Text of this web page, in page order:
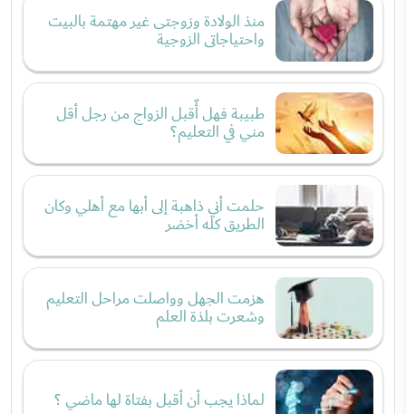
منذ الولادة وزوجتى غير مهتمة بالبيت
واحتياجاتى الزوجية
طبيبة فهل أٌقبل الزواج من رجل أقل
مني في التعليم؟
حلمت أني ذاهبة إلى أبها مع أهلي وكان
الطريق كله أخضر
هزمت الجهل وواصلت مراحل التعليم
وشعرت بلذة العلم
لماذا يجب أن أقبل بفتاة لها ماضي ؟